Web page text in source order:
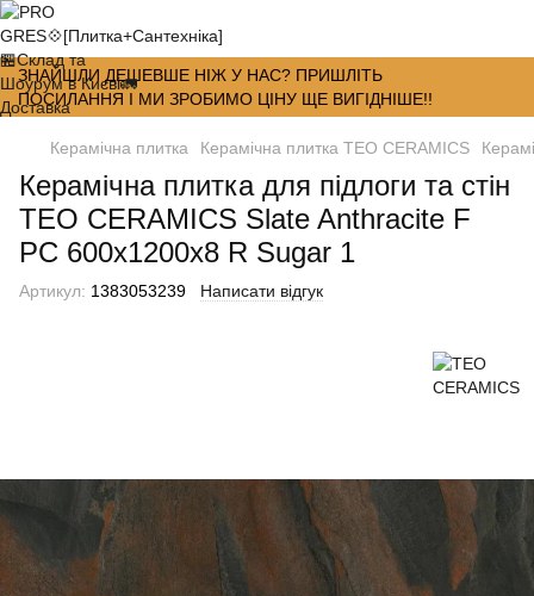
ЗНАЙШЛИ ДЕШЕВШЕ НІЖ У НАС? ПРИШЛІТЬ
ПОСИЛАННЯ І МИ ЗРОБИМО ЦІНУ ЩЕ ВИГІДНІШЕ!!
Керамічна плитка Керамічна плитка TEO CERAMICS
Керамічна плитка для підлоги та стін
TEO CERAMICS Slate Anthracite F
PC 600x1200x8 R Sugar 1
Артикул: 1383053239 Написати відгук